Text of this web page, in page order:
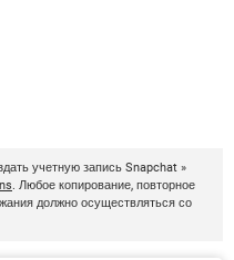
учетную запись Snapchat »
. Любое копирование, повторное
должно осуществляться со